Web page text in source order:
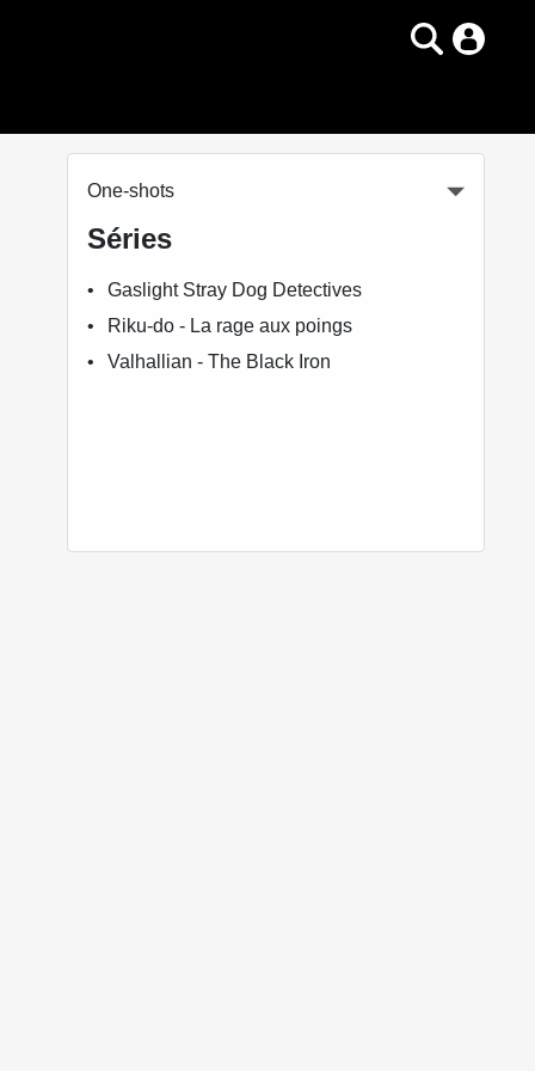
One-shots
Séries
Gaslight Stray Dog Detectives
Riku-do - La rage aux poings
Valhallian - The Black Iron